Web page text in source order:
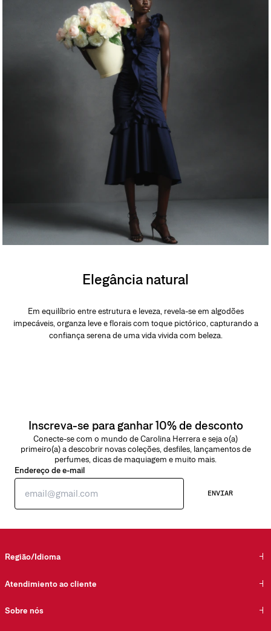
Elegância natural
Em equilíbrio entre estrutura e leveza, revela-se em algodões
impecáveis, organza leve e florais com toque pictórico, capturando a
confiança serena de uma vida vivida com beleza.
Inscreva-se para ganhar 10% de desconto
Conecte-se com o mundo de Carolina Herrera e seja o(a)
primeiro(a) a descobrir novas coleções, desfiles, lançamentos de
perfumes, dicas de maquiagem e muito mais.
Endereço de e-mail
ENVIAR
Região/Idioma
Atendimiento ao cliente
Encontrar uma loja
Sobre nós